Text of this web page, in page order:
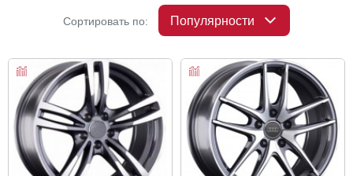
Сортировать по: Популярности